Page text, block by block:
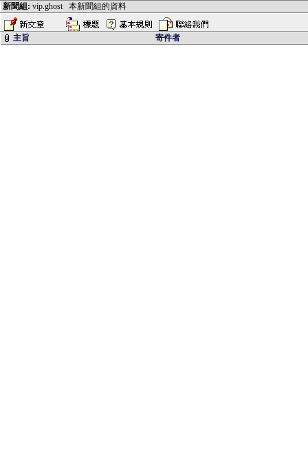
新聞組: vip.ghost 本新聞組的資料
主旨 寄件者